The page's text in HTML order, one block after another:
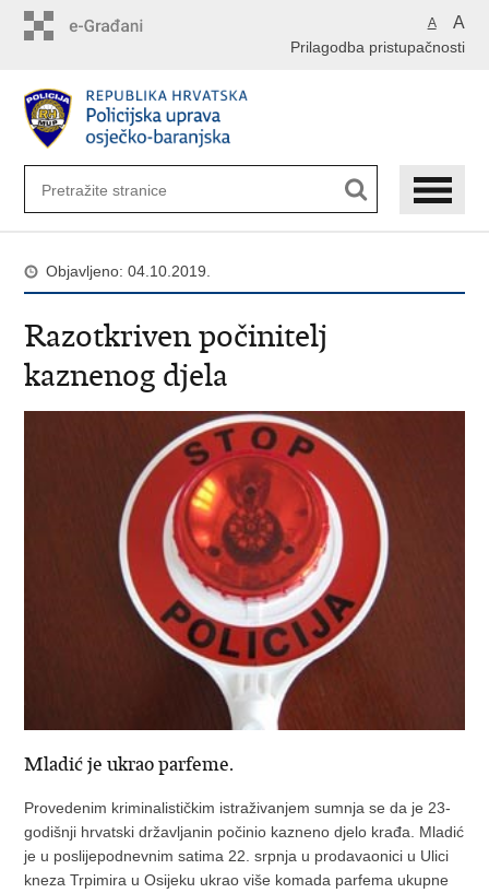
A A
Prilagodba pristupačnosti
Objavljeno: 04.10.2019.
Razotkriven počinitelj
kaznenog djela
Mladić je ukrao parfeme.
Provedenim kriminalističkim istraživanjem sumnja se da je 23-
godišnji hrvatski državljanin počinio kazneno djelo krađa. Mladić
je u poslijepodnevnim satima 22. srpnja u prodavaonici u Ulici
kneza Trpimira u Osijeku ukrao više komada parfema ukupne